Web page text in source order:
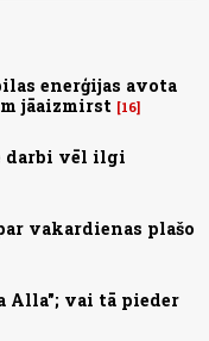
enerģijas avota
jāaizmirst
16
darbi vēl ilgi
vakardienas plašo
Alla"; vai tā pieder